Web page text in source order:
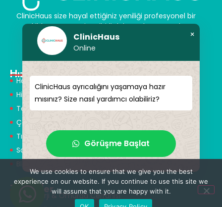
ClinicHaus size hayal ettiğiniz yeniliği profesyonel bir
şekilde sunar ve size sihirli dokunuşlar vaat eder.
Kendinize yeni bir “siz” kazandırın.
Hızlı Menü
Hakkımızda
Hizmetlerimiz
Tedaviler
Çözüm Ortakları
Tıbbi Tanışmanlar
Sağlık Turizmi
Blog
Tedaviler
Nöroşirürji & Omurga Cerrahisi
ClinicHaus
Online
×
ClinicHaus ayrıcalığını yaşamaya hazır
mısınız? Size nasıl yardımcı olabiliriz?
Görüşme Başlat
We use cookies to ensure that we give you the best
experience on our website. If you continue to use this site we
will assume that you are happy with it.